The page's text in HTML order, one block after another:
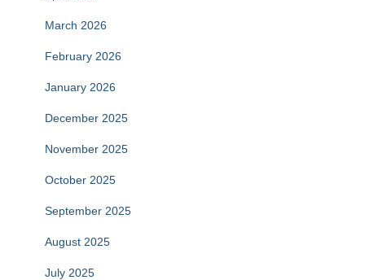
March 2026
February 2026
January 2026
December 2025
November 2025
October 2025
September 2025
August 2025
July 2025